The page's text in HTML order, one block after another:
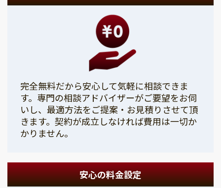
完全無料だから安心して気軽に相談できま
す。専門の相談アドバイザーがご要望をお伺
いし、最適方法をご提案・お見積りさせて頂
きます。契約が成立しなければ費用は一切か
かりません。
安心の料金設定